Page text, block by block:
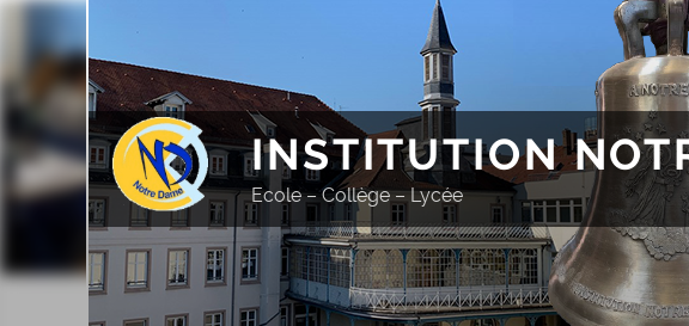
Aller
contenu
principal
INSTITUTION
Ecole – Collège – Lycée